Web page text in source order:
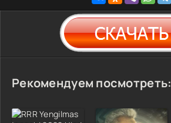
Рекомендуем посмотреть: